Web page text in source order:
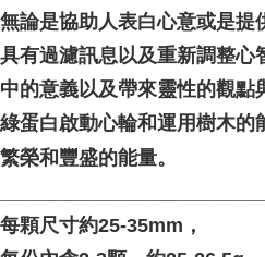
無論是協助人表白心意或是提
具有過濾訊息以及重新調整心
中的意義以及帶來靈性的觀點
綠蛋白啟動心輪和運用樹木的
繁榮和豐盛的能量。
每顆尺寸約25-35mm，